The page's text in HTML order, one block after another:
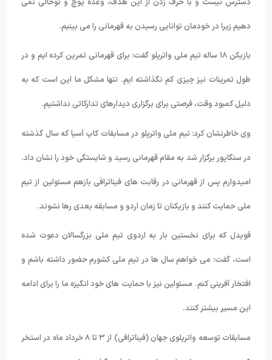
دهیم زیرا در خودمان توانایی رسیدن به قهرمانی را می بینیم.
بازیکن ۱۸ ساله تیم ملی واترپلو گفت: برای قهرمانی تمرین کرده ایم و در
طول تمرینات نیز چیزی کم نگذاشته ایم. تنها مشکل ما این است که به
دلیل کمبود وقت، فرصتی برای برگزاری دیدارهای تدارکاتی نداشتیم.
وی خاطرنشان کرد: تیم ملی واترپلو در مسابقات کاپ آسیا که سال گذشته
در سنگاپور برگزار شد به مقام قهرمانی رسید و شایستگی خود را نشان داد.
امیدوارم پس از قهرمانی در رقابت های فیناترافی بازهم مسئولین از تیم
ملی حمایت کنند و بازیکنان تا زمان اردو و مسابقه بعدی رها نشوند.
قویدل که برای نخستین بار به اردوی تیم ملی بزرگسالان دعوت شده
است، گفت: می خواهم سال ها در تیم ملی کشورم حضور داشته باشم و
افتخار آفرینی کنم. مسئولین نیز با حمایت های خود انگیزه ما را برای ادامه
این مسیر بیشتر کنند.
مسابقات توسعه واترپلوی جهان (فیناترافی) از ۳ تا ۸ خرداد ماه در استخر